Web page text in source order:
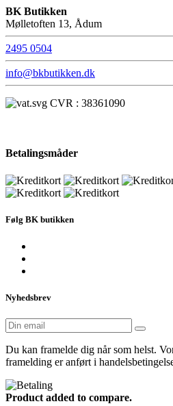
BK Butikken
Mølletoften 13, Ådum
2495 0504
info@bkbutikken.dk
CVR : 38361090
Betalingsmåder
Følg BK butikken
Nyhedsbrev
Du kan framelde dig når som helst.
framelding er anført i
Product added to compare.